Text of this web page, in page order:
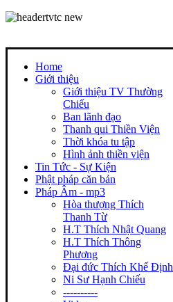
Home
Giới thiệu
Giới thiệu TV Thường
Chiếu
Ban lãnh đạo
Thanh qui Thiền Viện
Thời khóa tu tập
Hình ảnh thiền viện
Tin Tức - Sự Kiện
Phật pháp căn bản
Pháp Âm - mp3
Hòa thượng Thích
Thanh Từ
H.T Thích Nhật Quang
H.T Thích Thông
Phương
Đại đức Thích Khế Định
Ni Sư Hạnh Chiếu
----------